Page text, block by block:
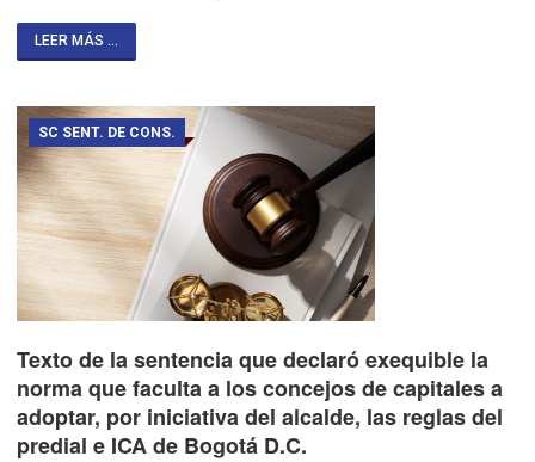
LEER MÁS ...
SC SENT. DE CONS.
Texto de la sentencia que declaró exequible la
norma que faculta a los concejos de capitales a
adoptar, por iniciativa del alcalde, las reglas del
predial e ICA de Bogotá D.C.